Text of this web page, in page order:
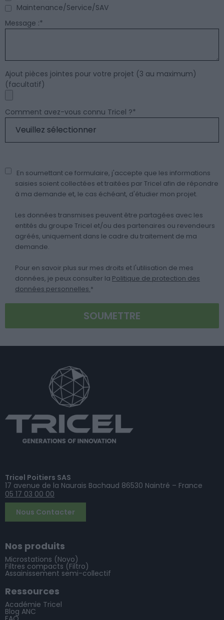
Maintenance/Service/SAV
Message :*
Ajout pièces jointes pour votre projet (3 au maximum)
(facultatif)
Comment avez-vous connu Tricel ?*
En soumettant ce formulaire, j'accepte que les informations
saisies soient collectées et traitées par Tricel afin de répondre
à ma demande et, le cas échéant, d'étudier mon projet.
Les données transmises peuvent être partagées avec les
entités du groupe Tricel et/ou des partenaires ou revendeurs
agréés, uniquement dans le cadre du traitement de ma
demande.
Pour en savoir plus sur mes droits et l'utilisation de mes
données, je peux consulter la Politique de protection des
données personnelles.*
Tricel Poitiers SAS
17 avenue de la Naurais Bachaud 86530 Naintré – France
05 17 03 00 00
Nous Contacter
Nos produits
Microstations (Novo)
Filtres compacts (Filtro)
Assainissement semi-collectif
Ressources
Académie Tricel
Blog ANC